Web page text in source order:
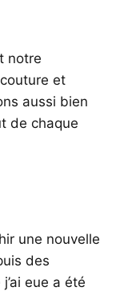
notre
et
aussi bien
de chaque
une nouvelle
des
eue a été